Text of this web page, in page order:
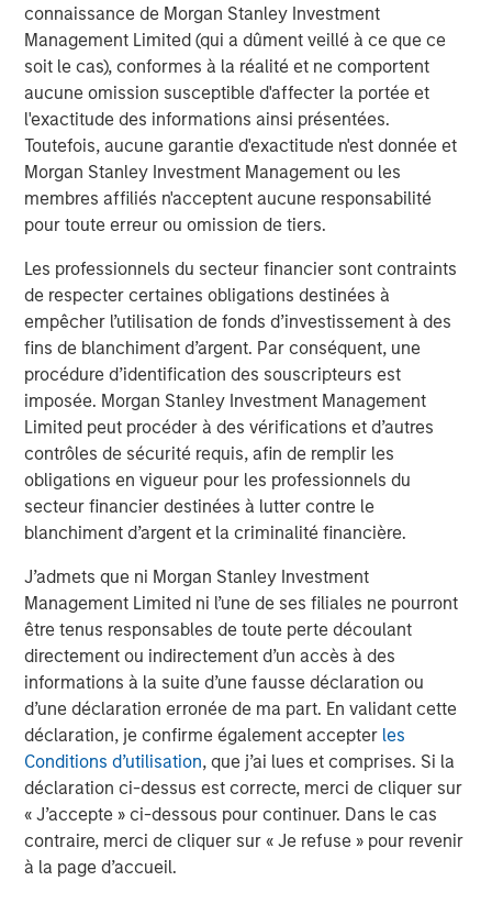
connaissance de Morgan Stanley Investment
Management Limited (qui a dûment veillé à ce que ce
soit le cas), conformes à la réalité et ne comportent
aucune omission susceptible d'affecter la portée et
l'exactitude des informations ainsi présentées.
Toutefois, aucune garantie d'exactitude n'est donnée et
Morgan Stanley Investment Management ou les
membres affiliés n'acceptent aucune responsabilité
pour toute erreur ou omission de tiers.
Les professionnels du secteur financier sont contraints
de respecter certaines obligations destinées à
empêcher l’utilisation de fonds d’investissement à des
fins de blanchiment d’argent. Par conséquent, une
procédure d’identification des souscripteurs est
imposée. Morgan Stanley Investment Management
Limited peut procéder à des vérifications et d’autres
contrôles de sécurité requis, afin de remplir les
obligations en vigueur pour les professionnels du
secteur financier destinées à lutter contre le
blanchiment d’argent et la criminalité financière.
J’admets que ni Morgan Stanley Investment
Management Limited ni l’une de ses filiales ne pourront
être tenus responsables de toute perte découlant
directement ou indirectement d’un accès à des
informations à la suite d’une fausse déclaration ou
d’une déclaration erronée de ma part. En validant cette
déclaration, je confirme également accepter les
Conditions d’utilisation, que j’ai lues et comprises. Si la
déclaration ci-dessus est correcte, merci de cliquer sur
« J’accepte » ci-dessous pour continuer. Dans le cas
contraire, merci de cliquer sur « Je refuse » pour revenir
à la page d’accueil.
Analyses mises en avant
ARTICLE
The MSIM Quantitative Duration
Strategy Model: A Factor-Based
Approach to Managing Interest Rates
Anton Heese and Matas Vala explore the
Quantitative Duration Strategy Model, one of the
proprietary tools the team uses to enhance their
investment process, as it helps provide structure
and rigour with identifying and processing
relevant and important data.
5 AOÛT 2026